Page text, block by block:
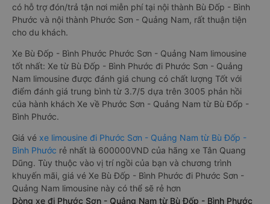
có hỗ trợ đón/trả tận nơi miễn phí tại nội thành Bù Đốp - Bình
Phước và nội thành Phước Sơn - Quảng Nam, rất thuận tiện
cho du khách.
Xe Bù Đốp - Bình Phước Phước Sơn - Quảng Nam limousine
tốt nhất: Xe từ Bù Đốp - Bình Phước đi Phước Sơn - Quảng
Nam limousine được đánh giá chung có chất lượng Tốt với
điểm đánh giá trung bình từ 3.7/5 dựa trên 3005 phản hồi
của hành khách Xe về Phước Sơn - Quảng Nam từ Bù Đốp -
Bình Phước.
Giá vé xe limousine đi Phước Sơn - Quảng Nam từ Bù Đốp -
Bình Phước rẻ nhất là 600000VND của hãng xe Tân Quang
Dũng. Tùy thuộc vào vị trí ngồi của bạn và chương trình
khuyến mãi, giá vé Xe Bù Đốp - Bình Phước đi Phước Sơn -
Quảng Nam limousine này có thể sẽ rẻ hơn
Dòng xe đi Phước Sơn - Quảng Nam từ Bù Đốp - Bình Phước